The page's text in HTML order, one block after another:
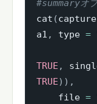
#summaryオ
cat (
a1 , type =
TRUE ,
TRUE) ) ,
    file
=